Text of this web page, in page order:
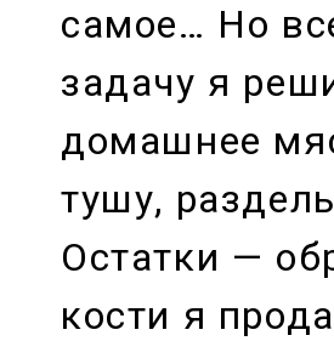
самое… Но
задачу я
домашнее
тушу,
Остатки —
кости я